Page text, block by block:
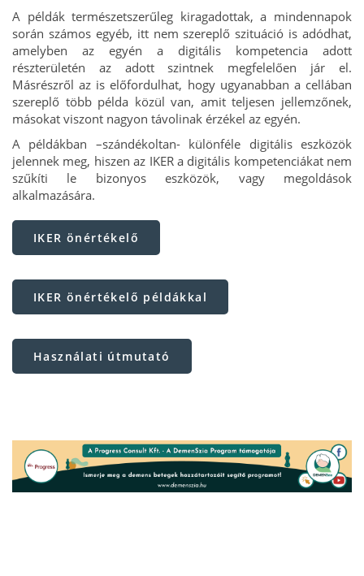
A példák természetszerűleg kiragadottak, a mindennapok
során számos egyéb, itt nem szereplő szituáció is adódhat,
amelyben az egyén a digitális kompetencia adott
részterületén az adott szintnek megfelelően jár el.
Másrészről az is előfordulhat, hogy ugyanabban a cellában
szereplő több példa közül van, amit teljesen jellemzőnek,
másokat viszont nagyon távolinak érzékel az egyén.
A példákban –szándékoltan- különféle digitális eszközök
jelennek meg, hiszen az IKER a digitális kompetenciákat nem
szűkíti le bizonyos eszközök, vagy megoldások
alkalmazására.
IKER önértékelő
IKER önértékelő példákkal
Használati útmutató